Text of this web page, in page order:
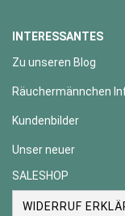
INTERESSANTES
Zu unseren Blog
Räuchermännchen
Kundenbilder
Unser neuer
SALESHOP
WIDERRUF